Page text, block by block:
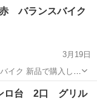
リングライト
バランスバイク
3月19日
イク 新品で購入し、
ツもあります。
ロ台 2口 グリル